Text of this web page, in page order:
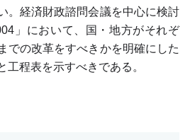
。経済財政諮問会議を中心に検討
」において、国・地方がそれぞ
での改革をすべきかを明確にした
工程表を示すべきである。